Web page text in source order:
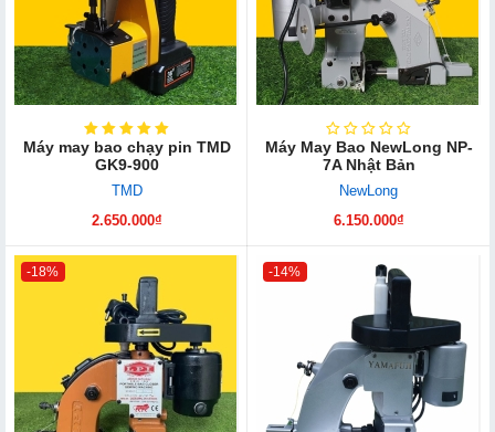
Máy may bao chạy pin TMD
GK9-900
TMD
2.650.000₫
Máy May Bao NewLong NP-
7A Nhật Bản
NewLong
6.150.000₫
-18% -14%